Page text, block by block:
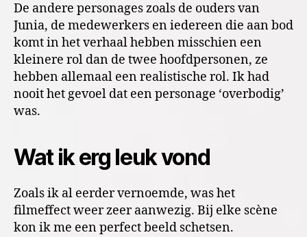
De andere personages zoals de ouders van
Junia, de medewerkers en iedereen die aan bod
komt in het verhaal hebben misschien een
kleinere rol dan de twee hoofdpersonen, ze
hebben allemaal een realistische rol. Ik had
nooit het gevoel dat een personage ‘overbodig’
was.
Wat ik erg leuk vond
Zoals ik al eerder vernoemde, was het
filmeffect weer zeer aanwezig. Bij elke scène
kon ik me een perfect beeld schetsen.